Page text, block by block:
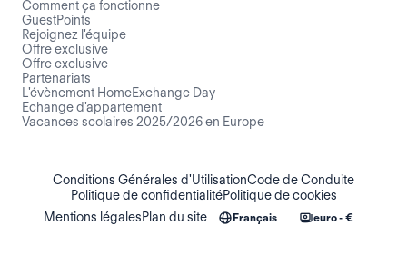
Comment ça fonctionne
GuestPoints
Rejoignez l'équipe
Offre exclusive
Offre exclusive
Partenariats
L'évènement HomeExchange Day
Echange d'appartement
Vacances scolaires 2025/2026 en Europe
Conditions Générales d'UtilisationCode de Conduite
Politique de confidentialitéPolitique de cookies
Mentions légalesPlan du site Français euro - €